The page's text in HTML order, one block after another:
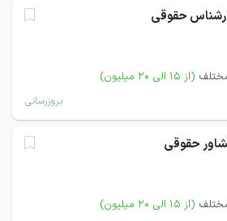
حقوقی
(از ۱۵ الی ۲۰ میلیون)
بروزرسانی
حقوقی
(از ۱۵ الی ۲۰ میلیون)